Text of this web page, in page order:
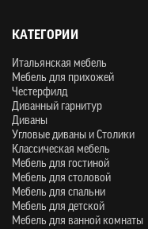
КАТЕГОРИИ
Итальянская мебель
Мебель для прихожей
Честерфилд
Диванный гарнитур
Диваны
Угловые диваны и Столики
Классическая мебель
Мебель для гостиной
Мебель для столовой
Мебель для спальни
Мебель для детской
Мебель для ванной комнаты